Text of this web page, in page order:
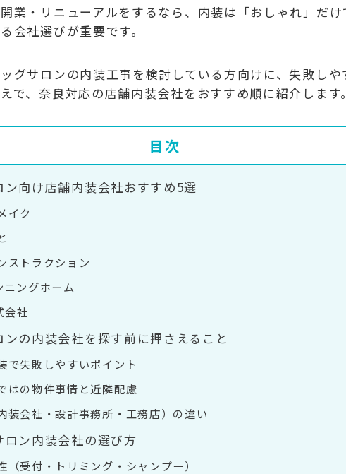
業・リニューアルをするなら、内装は「おしゃれ」だ
会社選びが重要です。
グサロンの内装工事を検討している方向けに、失敗しや
で、奈良対応の店舗内装会社をおすすめ順に紹介します。
目次
向け店舗内装会社おすすめ5選
イク
ストラクション
ングホーム
社
の内装会社を探す前に押さえること
で失敗しやすいポイント
はの物件事情と近隣配慮
装会社・設計事務所・工務店）の違い
ン内装会社の選び方
（受付・トリミング・シャンプー）